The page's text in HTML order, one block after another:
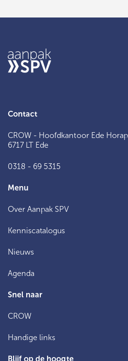
Contact
CROW - Hoofdkantoor Ede
6717 LT Ede
0318 - 69 5315
Menu
Over Aanpak SPV
Kenniscatalogus
Nieuws
Agenda
Snel naar
CROW
Handige links
Blijf op de hoogte